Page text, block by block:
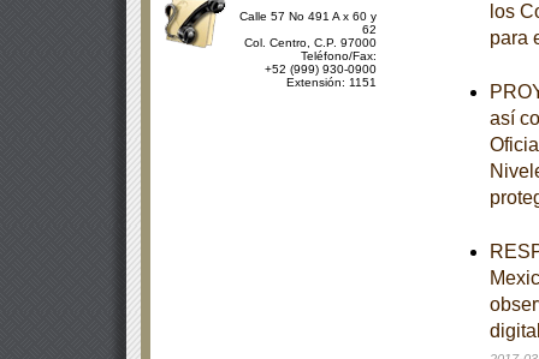
Calle 57 No 491 A x 60 y
62
Col. Centro, C.P. 97000
Teléfono/Fax:
+52 (999) 930-0900
Extensión: 1151
los
para
así